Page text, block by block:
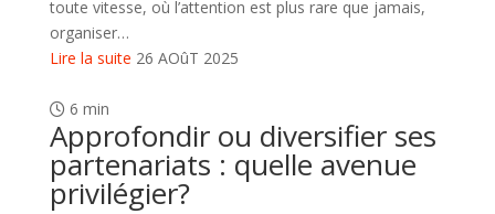
toute vitesse, où l’attention est plus rare que jamais,
organiser…
Lire la suite 26 AOûT 2025
6 min
Approfondir ou diversifier ses
partenariats : quelle avenue
privilégier?